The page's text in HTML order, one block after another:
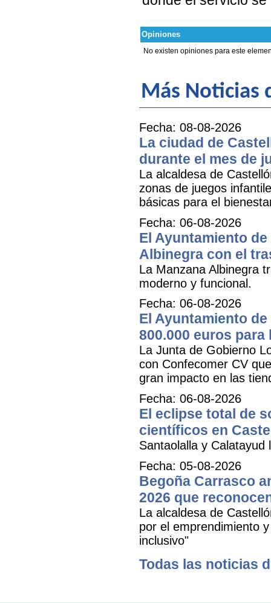
Opiniones
No existen opiniones para este
Más Noticias
Fecha: 08-08-2026
La ciudad de
durante el mes de
La alcaldesa de
zonas de juegos
básicas para el
Fecha: 06-08-2026
El Ayuntamiento
Albinegra con el
La Manzana Albinegra
moderno y funcional.
Fecha: 06-08-2026
El Ayuntamiento
800.000 euros
La Junta de Gobierno
con Confecomer CV
gran impacto en las
Fecha: 06-08-2026
El eclipse total de
científicos en
Santaolalla y Calatayud
Fecha: 05-08-2026
Begoña Carrasco
2026 que
La alcaldesa de
por el emprendimiento
inclusivo"
Todas las noticias